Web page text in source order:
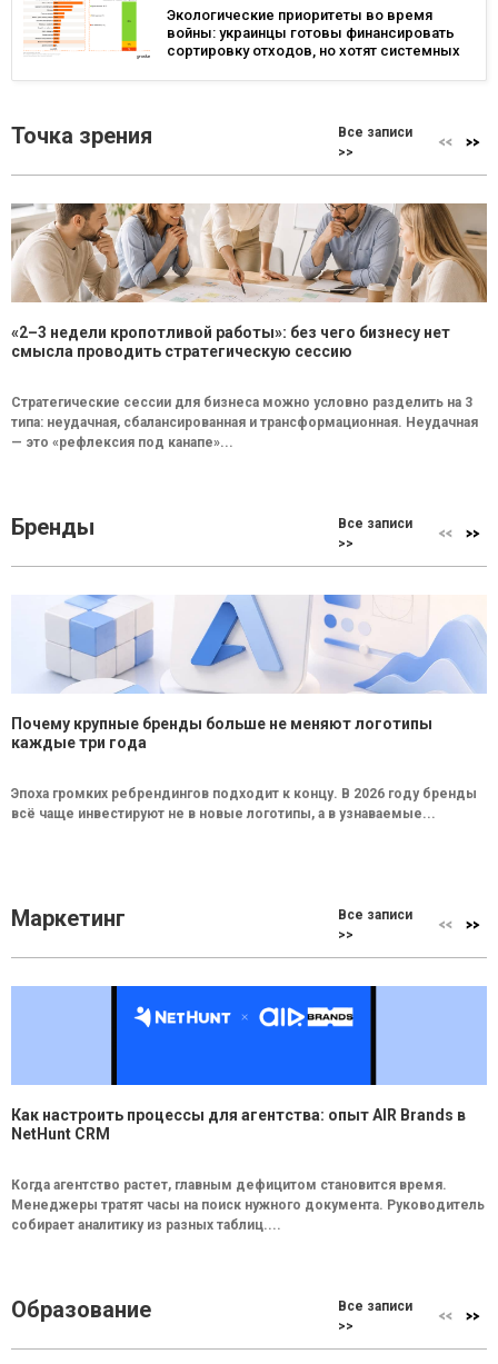
Экологические приоритеты во время
войны: украинцы готовы финансировать
сортировку отходов, но хотят системных
Точка зрения
Все записи
>>
«2–3 недели кропотливой работы»: без чего бизнесу нет
смысла проводить стратегическую сессию
Стратегические сессии для бизнеса можно условно разделить на 3
типа: неудачная, сбалансированная и трансформационная. Неудачная
— это «рефлексия под канапе»...
Бренды
Все записи
>>
Почему крупные бренды больше не меняют логотипы
каждые три года
Эпоха громких ребрендингов подходит к концу. В 2026 году бренды
всё чаще инвестируют не в новые логотипы, а в узнаваемые...
Маркетинг
Все записи
>>
Как настроить процессы для агентства: опыт AIR Brands в
NetHunt CRM
Когда агентство растет, главным дефицитом становится время.
Менеджеры тратят часы на поиск нужного документа. Руководитель
собирает аналитику из разных таблиц....
Образование
Все записи
>>